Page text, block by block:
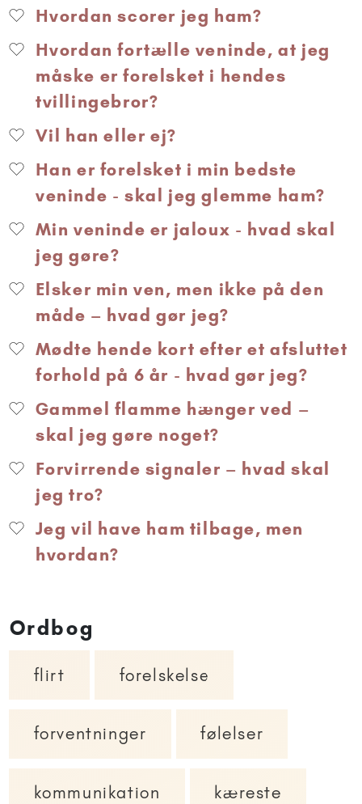
Hvordan scorer jeg ham?
Hvordan fortælle veninde, at jeg
måske er forelsket i hendes
tvillingebror?
Vil han eller ej?
Han er forelsket i min bedste
veninde - skal jeg glemme ham?
Min veninde er jaloux - hvad skal
jeg gøre?
Elsker min ven, men ikke på den
måde – hvad gør jeg?
Mødte hende kort efter et afsluttet
forhold på 6 år - hvad gør jeg?
Gammel flamme hænger ved –
skal jeg gøre noget?
Forvirrende signaler – hvad skal
jeg tro?
Jeg vil have ham tilbage, men
hvordan?
Ordbog
flirt forelskelse
forventninger følelser
kommunikation kæreste